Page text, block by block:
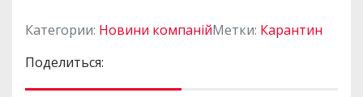
Категории: Новини компанійМетки: Карантин
Поделиться: